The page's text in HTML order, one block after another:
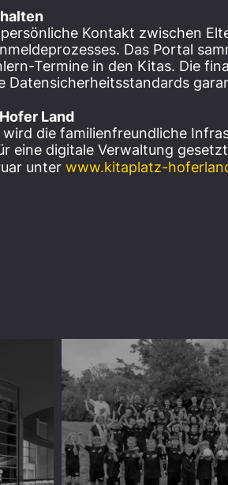
Kontakt zwischen
Das Portal
Termine in den Kitas. Die
Datensicherheitsstandards
Land
die familienfreundliche
eine digitale Verwaltung
unter www.kitaplatz-